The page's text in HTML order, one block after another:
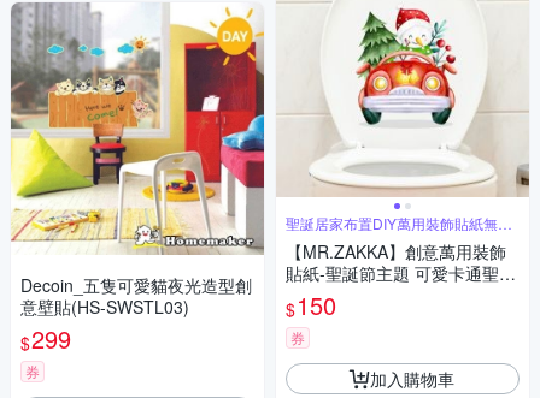
Decoin_五隻可愛貓夜光造型創
意壁貼(HS-SWSTL03)
$299
券
聖誕居家布置DIY萬用裝飾貼紙無痕
牆貼
【MR.ZAKKA】創意萬用裝飾
貼紙-聖誕節主題 可愛卡通聖誕
雪人 A款 居家節慶布置 DIY可
移式壁貼 無痕壁貼 牆貼
$150
券
加入購物車